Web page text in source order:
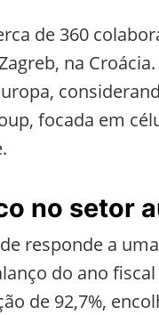
de 360
na
focada em
no setor
responde a
do ano
de 92,7%,